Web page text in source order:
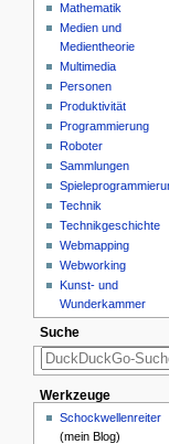
Mathematik
Medien und
Medientheorie
Multimedia
Personen
Produktivität
Programmierung
Roboter
Sammlungen
Technik
Technikgeschichte
Webmapping
Webworking
Kunst- und
Wunderkammer
Suche
Werkzeuge
Schockwellenreiter
(mein Blog)